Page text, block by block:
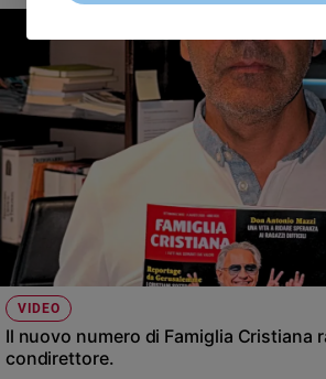
VIDEO
Il nuovo numero di Famiglia Cristiana
condirettore.